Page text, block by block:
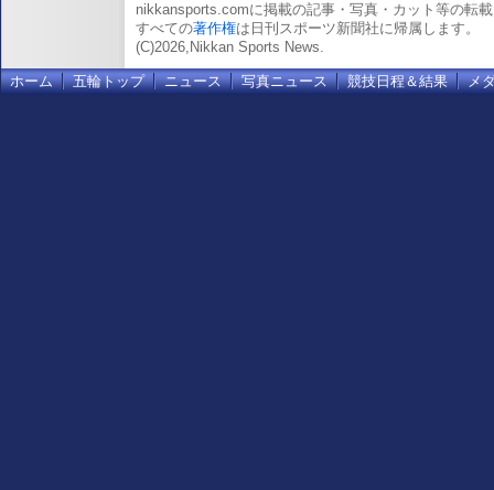
nikkansports.comに掲載の記事・写真・カット等の転
すべての著作権は日刊スポーツ新聞社に帰属します。
(C)2026,Nikkan Sports News.
ホーム 五輪トップ ニュース 写真ニュース 競技日程＆結果 メ